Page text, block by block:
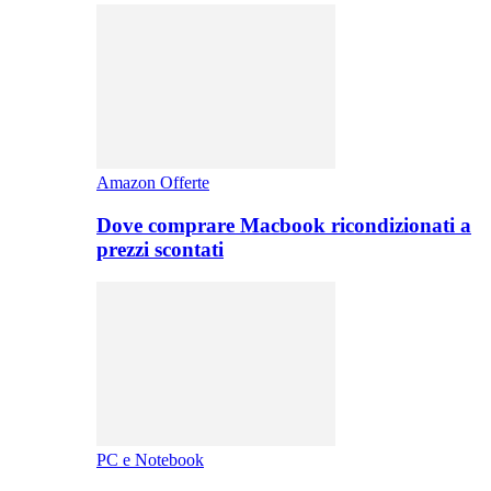
Amazon Offerte
Dove comprare Macbook ricondizionati a
prezzi scontati
PC e Notebook